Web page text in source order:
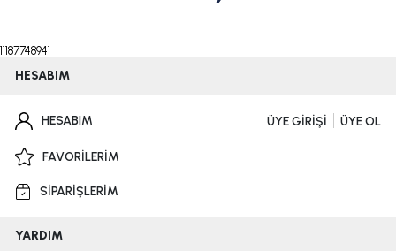
11187748941
HESABIM
HESABIM ÜYE GİRİŞİ ÜYE OL
FAVORİLERİM
SİPARİŞLERİM
YARDIM